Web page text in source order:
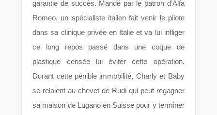
garantie de succès. Mandé par le patron d’Alfa
Romeo, un spécialiste italien fait venir le pilote
dans sa clinique privée en Italie et va lui infliger
ce long repos passé dans une coque de
plastique censée lui éviter cette opération.
Durant cette pénible immobilité, Charly et Baby
se relaient au chevet de Rudi qui peut regagner
sa maison de Lugano en Suisse pour y terminer